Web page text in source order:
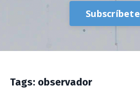
Subscríbete
Tags: observador